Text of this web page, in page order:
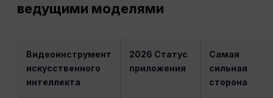
ведущими моделями
Видеоинструмент
искусственного
интеллекта
2026 Статус
приложения
Самая
сильная
сторона